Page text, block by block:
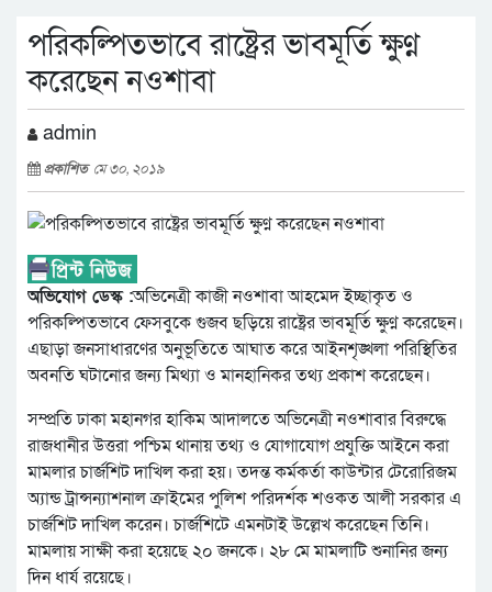
পরিকল্পিতভাবে রাষ্ট্রের ভাবমূর্তি ক্ষুণ্ন
করেছেন নওশাবা
admin
প্রকাশিত মে ৩০, ২০১৯
অভিযোগ ডেস্ক :অভিনেত্রী কাজী নওশাবা আহমেদ ইচ্ছাকৃত ও
পরিকল্পিতভাবে ফেসবুকে গুজব ছড়িয়ে রাষ্ট্রের ভাবমূর্তি ক্ষুণ্ন করেছেন।
এছাড়া জনসাধারণের অনুভূতিতে আঘাত করে আইনশৃঙ্খলা পরিস্থিতির
অবনতি ঘটানোর জন্য মিথ্যা ও মানহানিকর তথ্য প্রকাশ করেছেন।
সম্প্রতি ঢাকা মহানগর হাকিম আদালতে অভিনেত্রী নওশাবার বিরুদ্ধে
রাজধানীর উত্তরা পশ্চিম থানায় তথ্য ও যোগাযোগ প্রযুক্তি আইনে করা
মামলার চার্জশিট দাখিল করা হয়। তদন্ত কর্মকর্তা কাউন্টার টেরোরিজম
অ্যান্ড ট্রান্সন্যাশনাল ক্রাইমের পুলিশ পরিদর্শক শওকত আলী সরকার এ
চার্জশিট দাখিল করেন। চার্জশিটে এমনটাই উল্লেখ করেছেন তিনি।
মামলায় সাক্ষী করা হয়েছে ২০ জনকে। ২৮ মে মামলাটি শুনানির জন্য
দিন ধার্য রয়েছে।